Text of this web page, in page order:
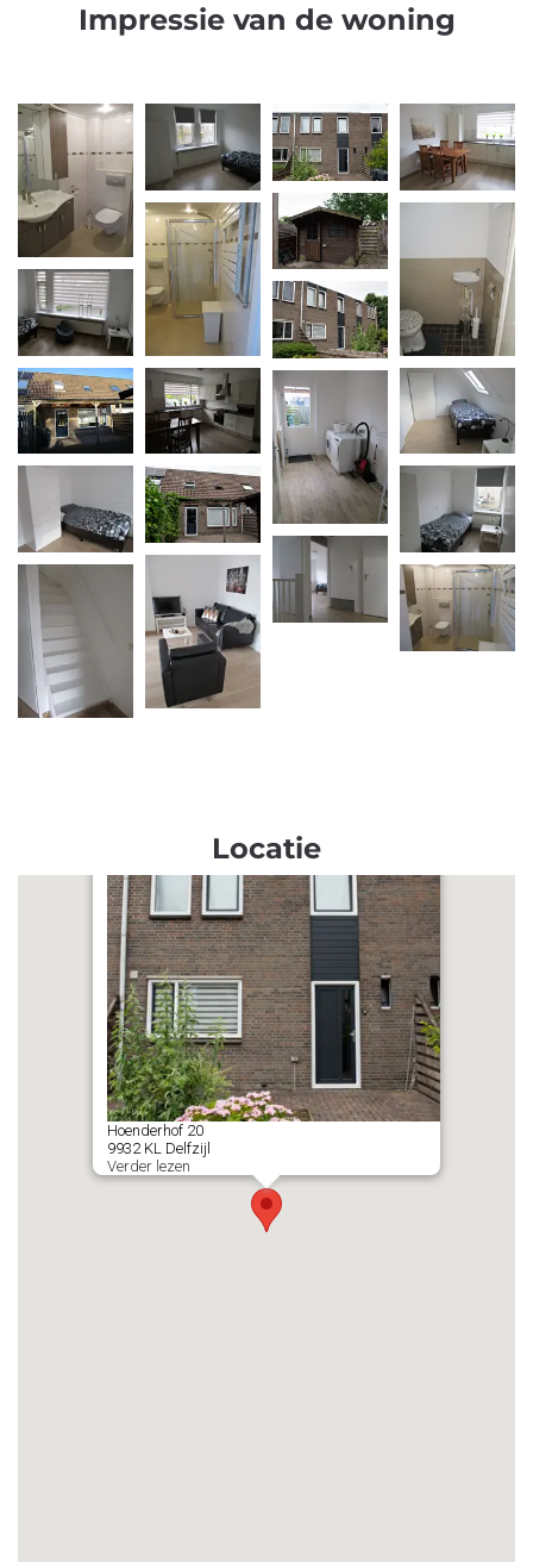
Impressie van de woning
Locatie
Hoenderhof 20
9932 KL Delfzijl
Verder lezen